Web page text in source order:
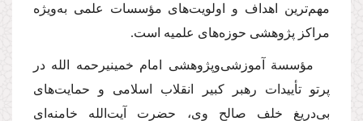
مهم‌ترین اهداف و اولویت‌های مؤسسات علمی به‌ویژه
مراكز پژوهشی حوزه‌های علمیه است.
مؤسسة آموزشی‌و‌پژوهشی امام خمینیرحمه الله در
پرتو تأییدات رهبر كبیر انقلاب اسلامی و حمایت‌های
بی‌دریغ خلف صالح وی، حضرت آیت‌الله خامنه‌ای